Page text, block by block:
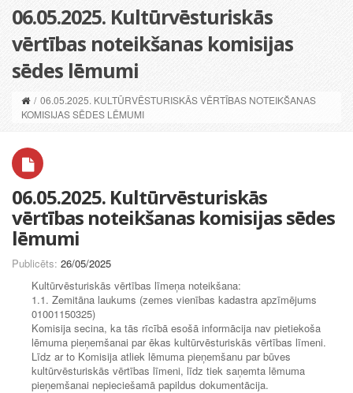
06.05.2025. Kultūrvēsturiskās
vērtības noteikšanas komisijas
sēdes lēmumi
/ 06.05.2025. KULTŪRVĒSTURISKĀS VĒRTĪBAS NOTEIKŠANAS
KOMISIJAS SĒDES LĒMUMI
06.05.2025. Kultūrvēsturiskās
vērtības noteikšanas komisijas sēdes
lēmumi
Publicēts: 26/05/2025
Kultūrvēsturiskās vērtības līmeņa noteikšana:
1.1. Zemitāna laukums (zemes vienības kadastra apzīmējums
01001150325)
Komisija secina, ka tās rīcībā esošā informācija nav pietiekoša
lēmuma pieņemšanai par ēkas kultūrvēsturiskās vērtības līmeni.
Līdz ar to Komisija atliek lēmuma pieņemšanu par būves
kultūrvēsturiskās vērtības līmeni, līdz tiek saņemta lēmuma
pieņemšanai nepieciešamā papildus dokumentācija.